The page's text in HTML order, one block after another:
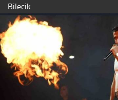
Bilecik